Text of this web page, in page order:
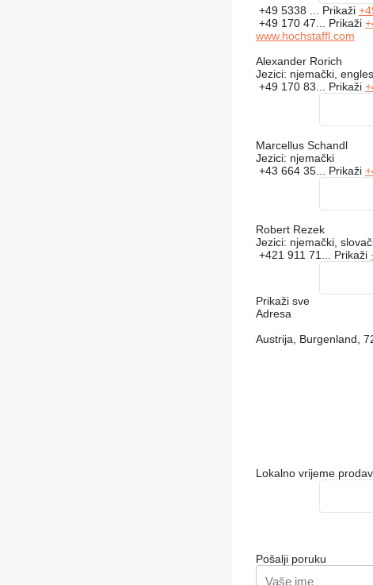
+49 5338 ... Prikaži
+49 170 47... Prikaži
www.hochstaffl.com
Alexander Rorich
Jezici: njemački,
+49 170 83... Prikaži
Marcellus Schandl
Jezici: njemački
+43 664 35... Prikaži
Robert Rezek
Jezici: njemački,
+421 911 71... Prikaži
Prikaži sve
Adresa
Austrija, Burgenland,
Lokalno vrijeme
Pošalji poruku